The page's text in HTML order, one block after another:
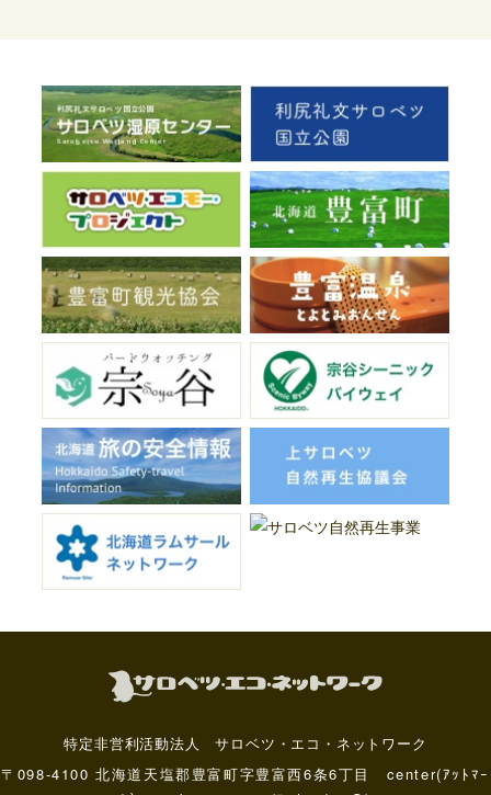
特定非営利活動法人 サロベツ・エコ・ネットワーク
〒098-4100 北海道天塩郡豊富町字豊富西6条6丁目 center(ｱｯﾄﾏｰ